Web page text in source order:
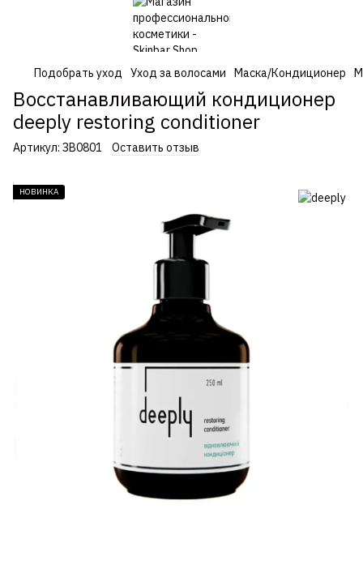
Подобрать уход Уход за волосами Маска/Кондиционер
Восстанавливающий кондиционер
deeply restoring conditioner
Артикул: ЗВ0801 Оставить отзыв
НОВИНКА